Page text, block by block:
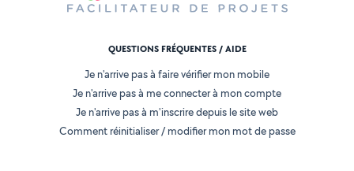
QUESTIONS FRÉQUENTES / AIDE
Je n'arrive pas à faire vérifier mon mobile
Je n'arrive pas à me connecter à mon compte
Je n'arrive pas à m'inscrire depuis le site web
Comment réinitialiser / modifier mon mot de passe